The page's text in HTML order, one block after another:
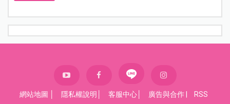
網站地圖 隱私權說明 客服中心 廣告與合作 RSS